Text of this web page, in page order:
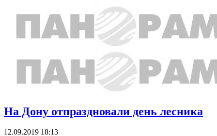
На Дону отпраздновали день лесника
12.09.2019 18:13